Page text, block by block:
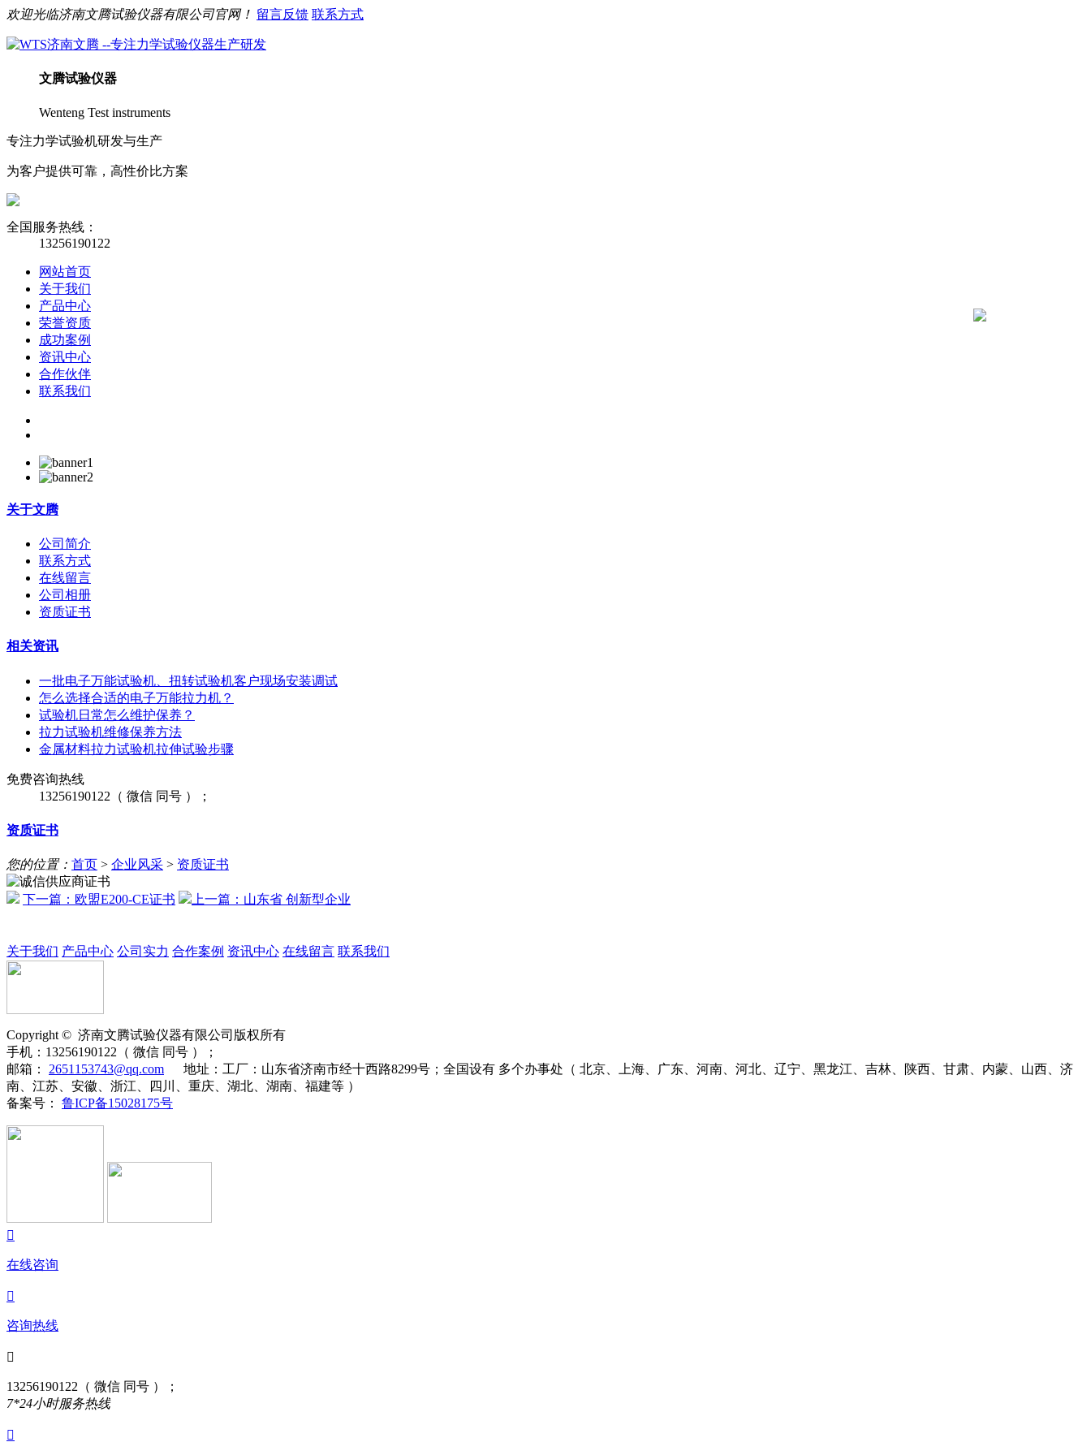
欢迎光临济南文腾试验仪器有限公司官网！ 留言反馈 联系方式
文腾试验仪器
Wenteng Test instruments
专注力学试验机研发与生产
为客户提供可靠，高性价比方案
全国服务热线：
13256190122
网站首页
关于我们
产品中心
荣誉资质
成功案例
资讯中心
合作伙伴
联系我们
关于文腾
公司简介
联系方式
在线留言
公司相册
资质证书
相关资讯
一批电子万能试验机、扭转试验机客户现场安装调试
怎么选择合适的电子万能拉力机？
试验机日常怎么维护保养？
拉力试验机维修保养方法
金属材料拉力试验机拉伸试验步骤
免费咨询热线
13256190122（ 微信 同号 ）；
资质证书
您的位置： 首页 > 企业风采 > 资质证书
下一篇：欧盟E200-CE证书 上一篇：山东省 创新型企业
关于我们 产品中心 公司实力 合作案例 资讯中心 在线留言 联系我们
Copyright © 济南文腾试验仪器有限公司版权所有
手机： 13256190122（ 微信 同号 ）；
邮箱： 2651153743@qq.com 地址： 工厂：山东省济南市经十西路8299号；全国设有 多个办事处（ 北京、上海、广东、河南、河北、辽宁、黑龙江、吉林、陕西、甘肃、内蒙、山西、济
南、江苏、安徽、浙江、四川、重庆、湖北、湖南、福建等 ）
备案号： 鲁ICP备15028175号

在线咨询

咨询热线

13256190122（ 微信 同号 ）；
7*24小时服务热线
